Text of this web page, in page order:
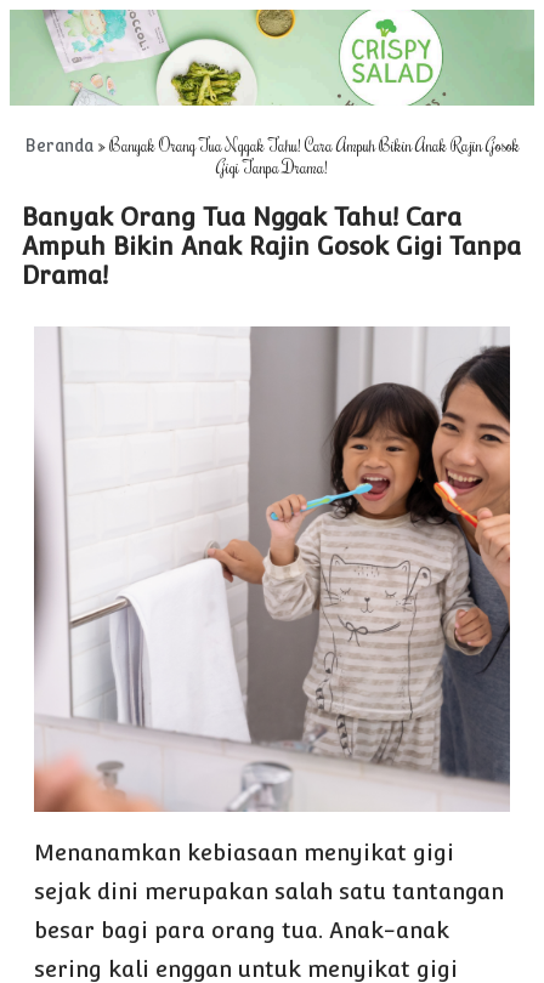
Beranda»Banyak Orang Tua Nggak Tahu! Cara Ampuh Bikin Anak Rajin Gosok
Gigi Tanpa Drama!
Banyak Orang Tua Nggak Tahu! Cara
Ampuh Bikin Anak Rajin Gosok Gigi Tanpa
Drama!
Menanamkan kebiasaan menyikat gigi
sejak dini merupakan salah satu tantangan
besar bagi para orang tua. Anak-anak
sering kali enggan untuk menyikat gigi